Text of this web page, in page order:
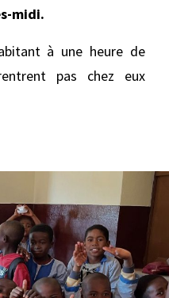
midi.
à une heure de
pas chez eux